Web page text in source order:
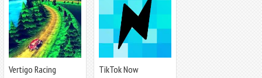
Vertigo Racing TikTok Now